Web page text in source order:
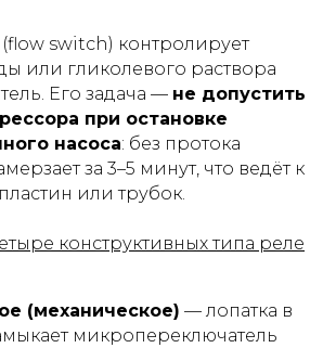
switch) контролирует
или гликолевого раствора
Его задача — не допустить
при остановке
насоса: без протока
за 3–5 минут, что ведёт к
или трубок.
конструктивных типа реле
(механическое) — лопатка в
микропереключатель